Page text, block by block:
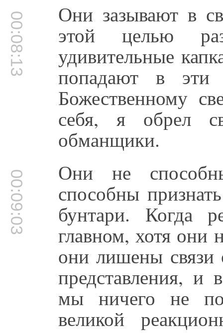
00:08:13 Они зазывают в
этой целью
удивительные
попадают в эти
Божественному
себя, я обрел
обманщики.
00:09:03 Они не
способны
бунтари. Когда
главном, хотя они
они лишены
представления, и
мы ничего не
великой